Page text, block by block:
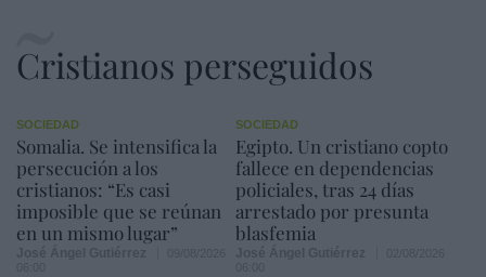
Cristianos perseguidos
SOCIEDAD
Somalia. Se intensifica la
persecución a los
cristianos: “Es casi
imposible que se reúnan
en un mismo lugar”
SOCIEDAD
Egipto. Un cristiano copto
fallece en dependencias
policiales, tras 24 días
arrestado por presunta
blasfemia